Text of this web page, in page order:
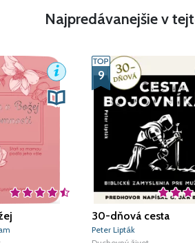
Najpredávanejšie v
9
30-dňová cesta
bojovníka
Peter Lipták